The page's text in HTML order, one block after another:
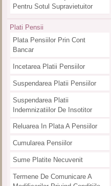
Pentru Sotul Supravietuitor
Plati Pensii
Plata Pensiilor Prin Cont
Bancar
Incetarea Platii Pensiilor
Suspendarea Platii Pensiilor
Suspendarea Platii
Indemnizatiilor De Insotitor
Reluarea In Plata A Pensiilor
Cumularea Pensiilor
Sume Platite Necuvenit
Termene De Comunicare A